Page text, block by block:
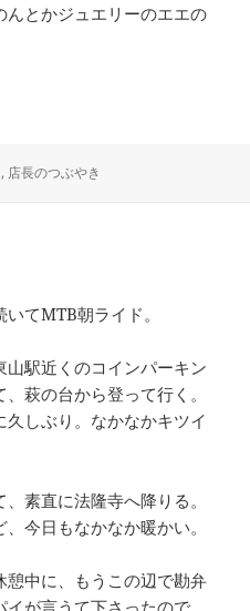
とかジュエリーのエエの
, 店長のつぶやき
てMTB朝ライド。
駅近くのコインパーキン
萩の台から登って行く。
しぶり。なかなかキツイ
素直に法隆寺へ降りる。
今日もなかなか暖かい。
中に、もうこの辺で勘弁
が言うて下さったので、